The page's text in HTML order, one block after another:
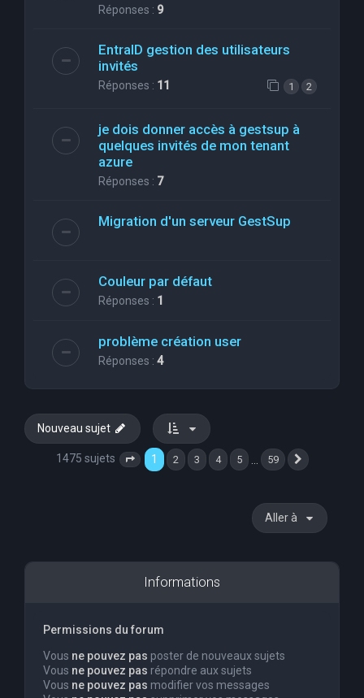
Réponses : 9
EntraID gestion des utilisateurs
invités
Réponses : 11 1 2
je dois donner accès à gestsup à
quelques invités de mon tenant
azure
Réponses : 7
Migration d'un serveur GestSup
Couleur par défaut
Réponses : 1
problème création user
Réponses : 4
Nouveau sujet
1475 sujets Page 1 sur59
1 2 3 4 5 59
Aller à
Informations
Permissions du forum
Vous ne pouvez pas poster de nouveaux sujets
Vous ne pouvez pas répondre aux sujets
Vous ne pouvez pas modifier vos messages